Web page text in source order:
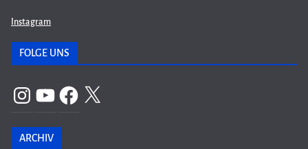
Instagram
FOLGE UNS
InstagramYouTubeFacebook
X
ARCHIV